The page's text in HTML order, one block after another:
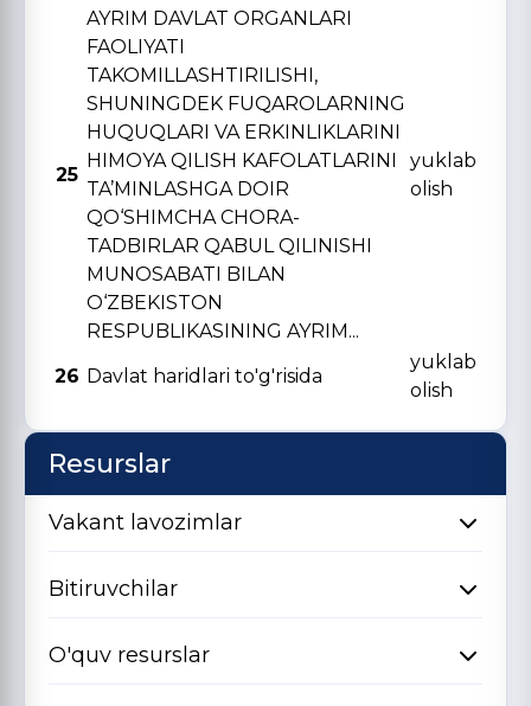
25
AYRIM DAVLAT ORGANLARI
FAOLIYATI
TAKOMILLASHTIRILISHI,
SHUNINGDЕK FUQAROLARNING
HUQUQLARI VA ERKINLIKLARINI
HIMOYA QILISH KAFOLATLARINI
TA’MINLASHGA DOIR
QO‘SHIMCHA CHORA-
TADBIRLAR QABUL QILINISHI
MUNOSABATI BILAN
O‘ZBЕKISTON
RЕSPUBLIKASINING AYRIM...
yuklab
olish
26 Davlat haridlari to'g'risida
yuklab
olish
Resurslar
Vakant lavozimlar
Bitiruvchilar
O'quv resurslar